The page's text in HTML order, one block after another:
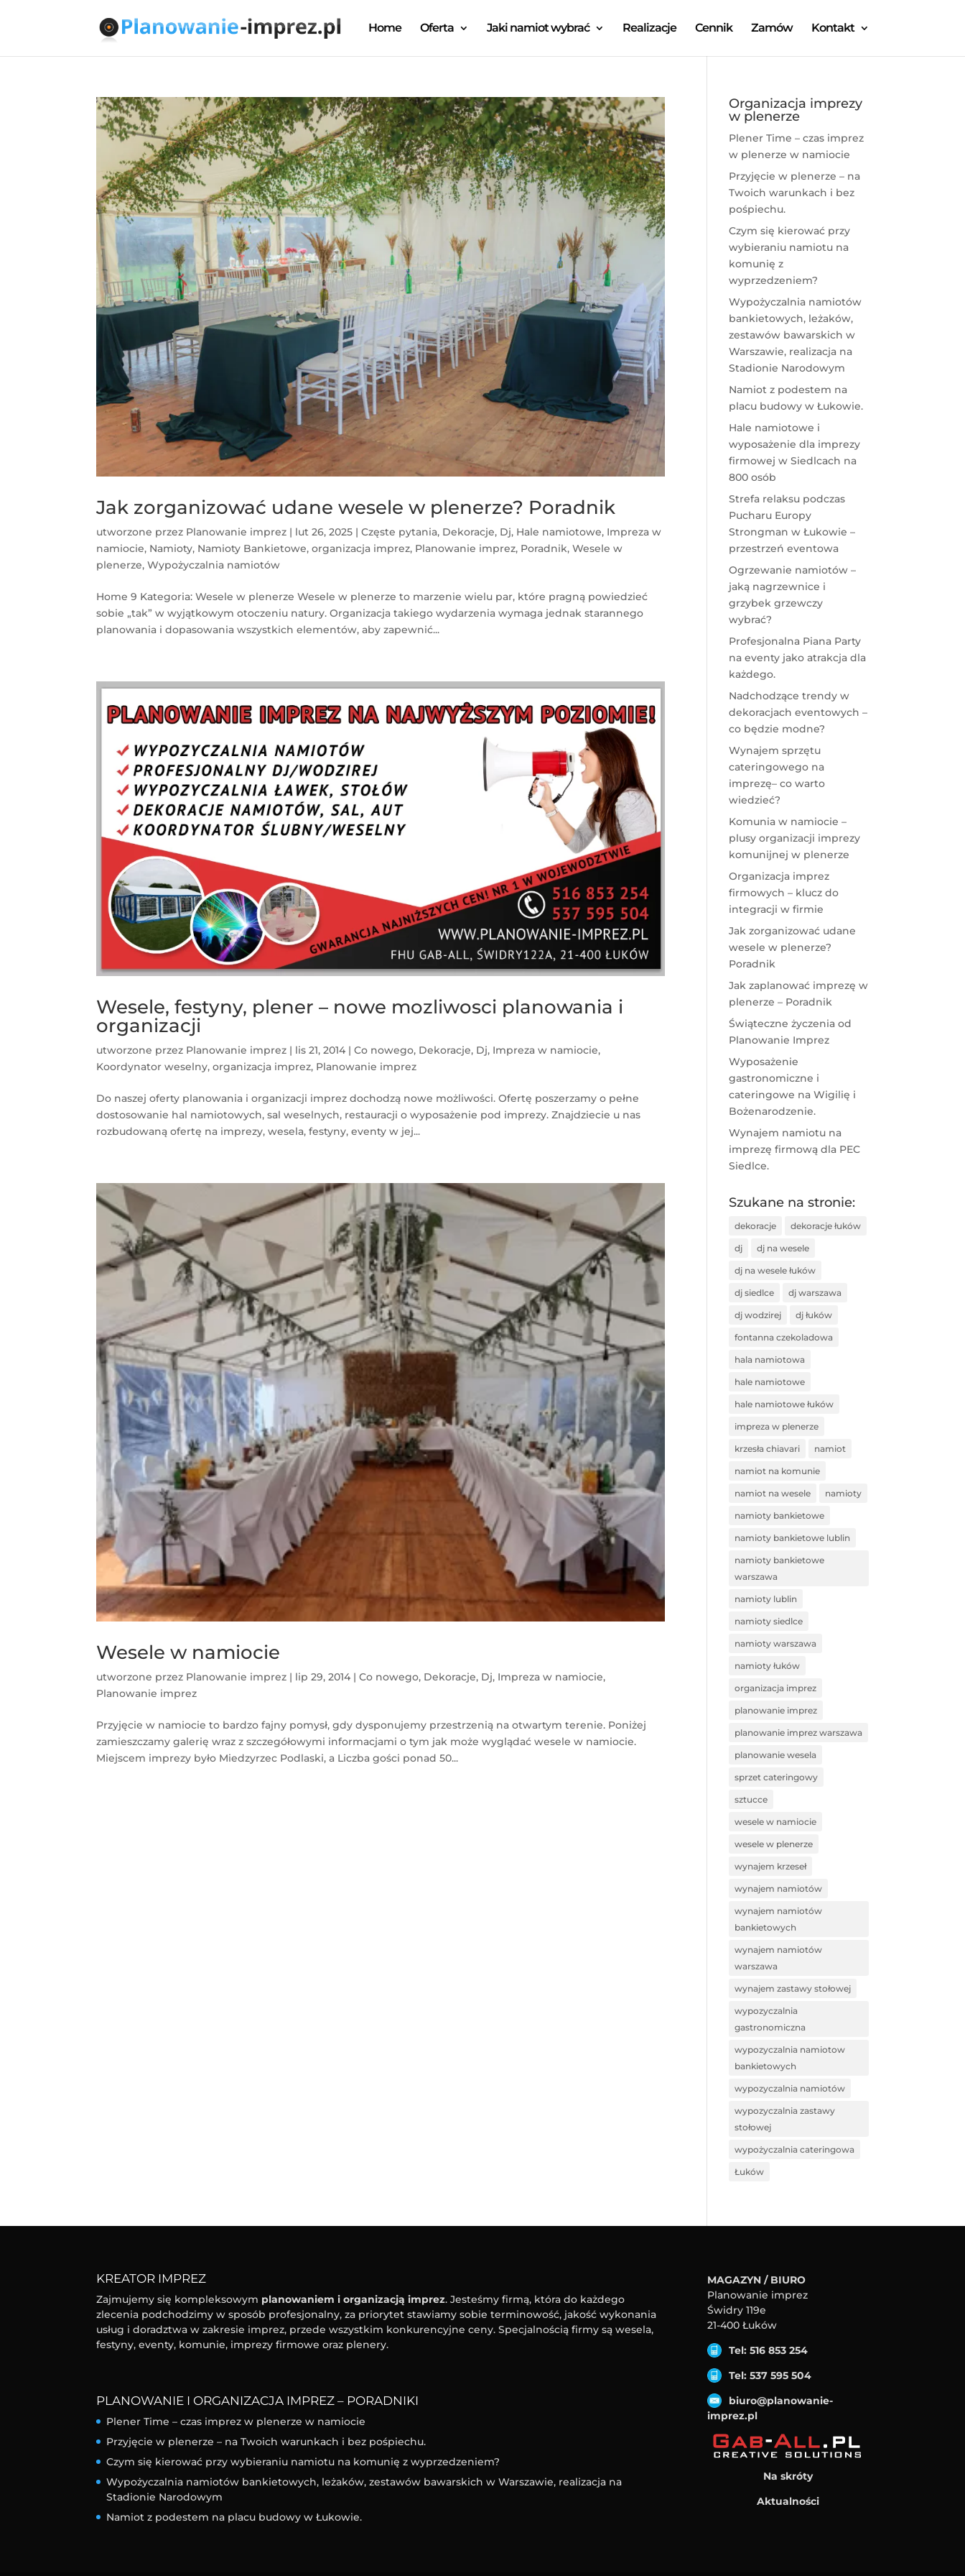
Home Oferta Jaki namiot wybrać Realizacje Cennik Zamów Kontakt
Jak zorganizować udane wesele w plenerze? Poradnik
utworzone przez Planowanie imprez | lut 26, 2025 |Częste pytania, Dekoracje, Dj, Hale namiotowe, Impreza w
namiocie, Namioty, Namioty Bankietowe,organizacja imprez, Planowanie imprez, Poradnik,Wesele w
plenerze,Wypożyczalnia namiotów
Home 9 Kategoria: Wesele w plenerze Wesele w plenerze to marzenie wielu par, które pragną powiedzieć
sobie „tak” w wyjątkowym otoczeniu natury. Organizacja takiego wydarzenia wymaga jednak starannego
planowania i dopasowania wszystkich elementów, aby zapewnić...
Wesele, festyny, plener – nowe mozliwosci planowania i
organizacji
utworzone przez Planowanie imprez | lis 21, 2014 |Co nowego, Dekoracje, Dj, Impreza w namiocie,
Koordynator weselny,organizacja imprez, Planowanie imprez
Do naszej oferty planowania i organizacji imprez dochodzą nowe możliwości. Ofertę poszerzamy o pełne
dostosowanie hal namiotowych, sal weselnych, restauracji o wyposażenie pod imprezy. Znajdziecie u nas
rozbudowaną ofertę na imprezy, wesela, festyny, eventy w jej...
Wesele w namiocie
utworzone przez Planowanie imprez | lip 29, 2014 |Co nowego, Dekoracje, Dj, Impreza w namiocie,
Planowanie imprez
Przyjęcie w namiocie to bardzo fajny pomysł, gdy dysponujemy przestrzenią na otwartym terenie. Poniżej
zamieszczamy galerię wraz z szczegółowymi informacjami o tym jak może wyglądać wesele w namiocie.
Miejscem imprezy było Miedzyrzec Podlaski, a Liczba gości ponad 50...
Organizacja imprezy
w plenerze
Plener Time – czas imprez
w plenerze w namiocie
Przyjęcie w plenerze – na
Twoich warunkach i bez
pośpiechu.
Czym się kierować przy
wybieraniu namiotu na
komunię z
wyprzedzeniem?
Wypożyczalnia namiotów
bankietowych, leżaków,
zestawów bawarskich w
Warszawie, realizacja na
Stadionie Narodowym
Namiot z podestem na
placu budowy w Łukowie.
Hale namiotowe i
wyposażenie dla imprezy
firmowej w Siedlcach na
800 osób
Strefa relaksu podczas
Pucharu Europy
Strongman w Łukowie –
przestrzeń eventowa
Ogrzewanie namiotów –
jaką nagrzewnice i
grzybek grzewczy
wybrać?
Profesjonalna Piana Party
na eventy jako atrakcja dla
każdego.
Nadchodzące trendy w
dekoracjach eventowych –
co będzie modne?
Wynajem sprzętu
cateringowego na
imprezę– co warto
wiedzieć?
Komunia w namiocie –
plusy organizacji imprezy
komunijnej w plenerze
Organizacja imprez
firmowych – klucz do
integracji w firmie
Jak zorganizować udane
wesele w plenerze?
Poradnik
Jak zaplanować imprezę w
plenerze – Poradnik
Świąteczne życzenia od
Planowanie Imprez
Wyposażenie
gastronomiczne i
cateringowe na Wigilię i
Bożenarodzenie.
Wynajem namiotu na
imprezę firmową dla PEC
Siedlce.
Szukane na stronie:
dekoracje dekoracje łuków
dj dj na wesele
dj na wesele łuków
dj siedlce dj warszawa
dj wodzirej dj łuków
fontanna czekoladowa
hala namiotowa
hale namiotowe
hale namiotowe łuków
impreza w plenerze
krzesła chiavari namiot
namiot na komunie
namiot na wesele namioty
namioty bankietowe
namioty bankietowe lublin
namioty bankietowe
warszawa
namioty lublin
namioty siedlce
namioty warszawa
namioty łuków
organizacja imprez
planowanie imprez
planowanie imprez warszawa
planowanie wesela
sprzet cateringowy
sztucce
wesele w namiocie
wesele w plenerze
wynajem krzeseł
wynajem namiotów
wynajem namiotów
bankietowych
wynajem namiotów
warszawa
wynajem zastawy stołowej
wypozyczalnia
gastronomiczna
wypozyczalnia namiotow
bankietowych
wypozyczalnia namiotów
wypozyczalnia zastawy
stołowej
wypożyczalnia cateringowa
Łuków
KREATOR IMPREZ
Zajmujemy się kompleksowym planowaniem i organizacją imprez. Jesteśmy firmą, która do każdego
zlecenia podchodzimy w sposób profesjonalny, za priorytet stawiamy sobie terminowość, jakość wykonania
usług i doradztwa w zakresie imprez, przede wszystkim konkurencyjne ceny. Specjalnością firmy są wesela,
festyny, eventy, komunie, imprezy firmowe oraz plenery.
PLANOWANIE I ORGANIZACJA IMPREZ – PORADNIKI
Plener Time – czas imprez w plenerze w namiocie
Przyjęcie w plenerze – na Twoich warunkach i bez pośpiechu.
Czym się kierować przy wybieraniu namiotu na komunię z wyprzedzeniem?
Wypożyczalnia namiotów bankietowych, leżaków, zestawów bawarskich w Warszawie, realizacja na
Stadionie Narodowym
Namiot z podestem na placu budowy w Łukowie.
MAGAZYN / BIURO
Planowanie imprez
Świdry 119e
21-400 Łuków
Tel: 516 853 254
Tel: 537 595 504
biuro@planowanie-
imprez.pl
Na skróty
Aktualności